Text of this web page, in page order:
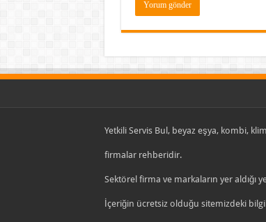
Yetkili Servis Bul, beyaz eşya, kombi,
firmalar rehberidir.
Sektörel firma ve markaların yer aldığı
İçeriğin ücretsiz olduğu sitemizdeki